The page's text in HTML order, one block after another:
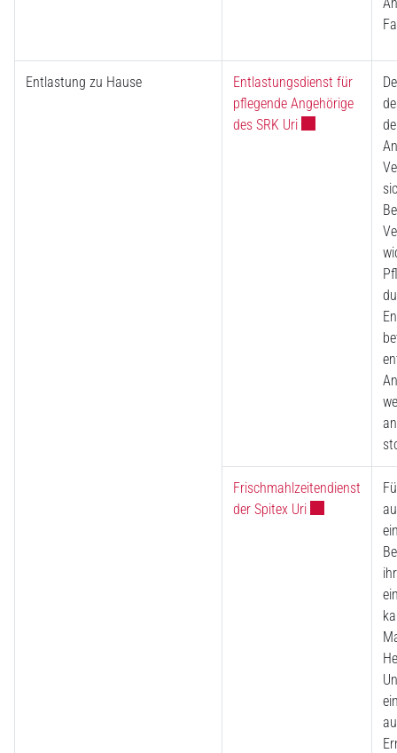
Entlastung zu Hause
Entlastungsdienst für
pflegende Angehörige
des SRK UriExterner Link
Frischmahlzeitendienst
der Spitex UriExterner Link